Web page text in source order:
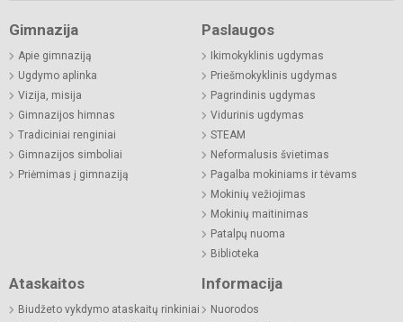
Gimnazija
Apie gimnaziją
Ugdymo aplinka
Vizija, misija
Gimnazijos himnas
Tradiciniai renginiai
Gimnazijos simboliai
Priėmimas į gimnaziją
Paslaugos
Ikimokyklinis ugdymas
Priešmokyklinis ugdymas
Pagrindinis ugdymas
Vidurinis ugdymas
STEAM
Neformalusis švietimas
Pagalba mokiniams ir tėvams
Mokinių vežiojimas
Mokinių maitinimas
Patalpų nuoma
Biblioteka
Ataskaitos
Biudžeto vykdymo ataskaitų rinkiniai
Informacija
Nuorodos